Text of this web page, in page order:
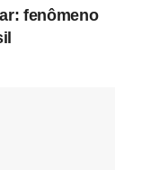
fenômeno